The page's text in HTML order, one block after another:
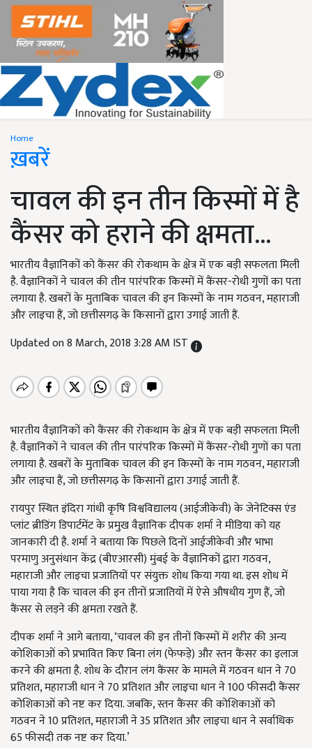
Home
ख़बरें
चावल की इन तीन किस्मों में है
कैंसर को हराने की क्षमता...
भारतीय वैज्ञानिकों को कैंसर की रोकथाम के क्षेत्र में एक बड़ी सफलता मिली
है. वैज्ञानिकों ने चावल की तीन पारंपरिक किस्मों में कैंसर-रोधी गुणों का पता
लगाया है. खबरों के मुताबिक चावल की इन किस्मों के नाम गठवन, महाराजी
और लाइचा हैं, जो छत्तीसगढ़ के किसानों द्वारा उगाई जाती हैं.
Updated on 8 March, 2018 3:28 AM IST
भारतीय वैज्ञानिकों को कैंसर की रोकथाम के क्षेत्र में एक बड़ी सफलता मिली
है. वैज्ञानिकों ने चावल की तीन पारंपरिक किस्मों में कैंसर-रोधी गुणों का पता
लगाया है. खबरों के मुताबिक चावल की इन किस्मों के नाम गठवन, महाराजी
और लाइचा हैं, जो छत्तीसगढ़ के किसानों द्वारा उगाई जाती हैं.
रायपुर स्थित इंदिरा गांधी कृषि विश्वविद्यालय (आईजीकेवी) के जेनेटिक्स एंड
प्लांट ब्रीडिंग डिपार्टमेंट के प्रमुख वैज्ञानिक दीपक शर्मा ने मीडिया को यह
जानकारी दी है. शर्मा ने बताया कि पिछले दिनों आईजीकेवी और भाभा
परमाणु अनुसंधान केंद्र (बीएआरसी) मुंबई के वैज्ञानिकों द्वारा गठवन,
महाराजी और लाइचा प्रजातियों पर संयुक्त शोध किया गया था. इस शोध में
पाया गया है कि चावल की इन तीनों प्रजातियों में ऐसे औषधीय गुण हैं, जो
कैंसर से लड़ने की क्षमता रखते हैं.
दीपक शर्मा ने आगे बताया, ‘चावल की इन तीनों किस्मों में शरीर की अन्य
कोशिकाओं को प्रभावित किए बिना लंग (फेफड़े) और स्तन कैंसर का इलाज
करने की क्षमता है. शोध के दौरान लंग कैंसर के मामले में गठवन धान ने 70
प्रतिशत, महाराजी धान ने 70 प्रतिशत और लाइचा धान ने 100 फीसदी कैंसर
कोशिकाओं को नष्ट कर दिया. जबकि, स्तन कैंसर की कोशिकाओं को
गठवन ने 10 प्रतिशत, महाराजी ने 35 प्रतिशत और लाइचा धान ने सर्वाधिक
65 फीसदी तक नष्ट कर दिया.’